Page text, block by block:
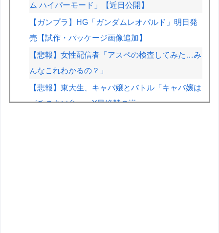
ム ハイパーモード」【近日公開】
【ガンプラ】HG「ガンダムレオパルド」明日発
売【試作・パッケージ画像追加】
【悲報】女性配信者「アスペの検査してみた…み
んなこれわかるの？」
【悲報】東大生、キャバ嬢とバトル「キャバ嬢は
パチのクソ台」→X民絶賛の嵐ｗｗｗｗ